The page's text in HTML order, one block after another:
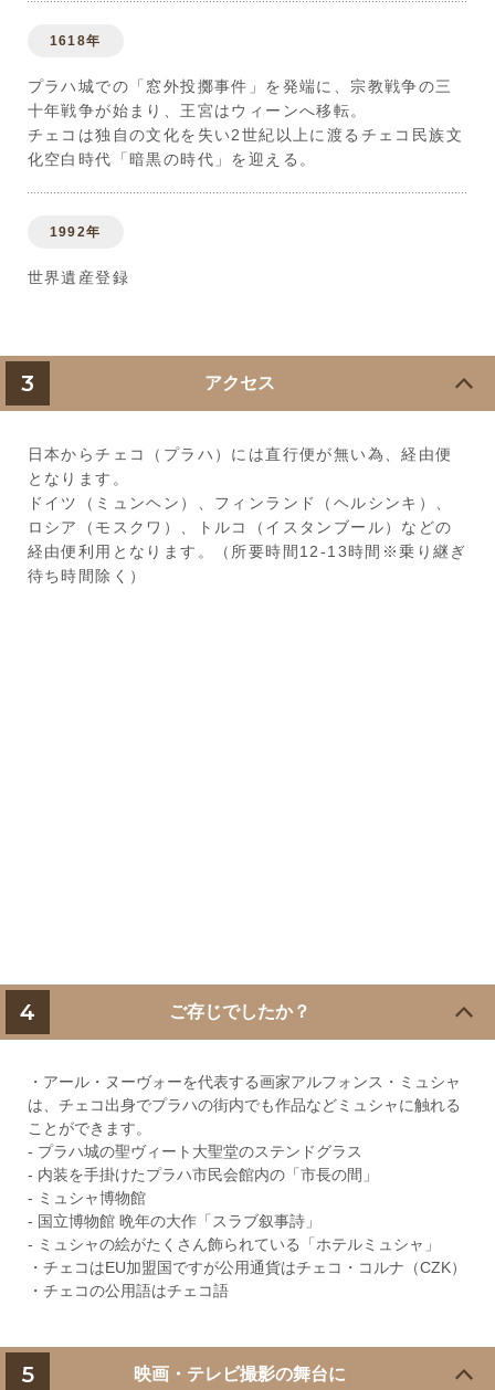
1618年
プラハ城での「窓外投擲事件」を発端に、宗教戦争の三
十年戦争が始まり、王宮はウィーンへ移転。
チェコは独自の文化を失い2世紀以上に渡るチェコ民族文
化空白時代「暗黒の時代」を迎える。
1992年
世界遺産登録
3 アクセス
日本からチェコ（プラハ）には直行便が無い為、経由便
となります。
ドイツ（ミュンヘン）、フィンランド（ヘルシンキ）、
ロシア（モスクワ）、トルコ（イスタンブール）などの
経由便利用となります。（所要時間12-13時間※乗り継ぎ
待ち時間除く）
4 ご存じでしたか？
・アール・ヌーヴォーを代表する画家アルフォンス・ミュシャ
は、チェコ出身でプラハの街内でも作品などミュシャに触れる
ことができます。
- プラハ城の聖ヴィート大聖堂のステンドグラス
- 内装を手掛けたプラハ市民会館内の「市長の間」
- ミュシャ博物館
- 国立博物館 晩年の大作「スラブ叙事詩」
- ミュシャの絵がたくさん飾られている「ホテルミュシャ」
・チェコはEU加盟国ですが公用通貨はチェコ・コルナ（CZK）
・チェコの公用語はチェコ語
5 映画・テレビ撮影の舞台に